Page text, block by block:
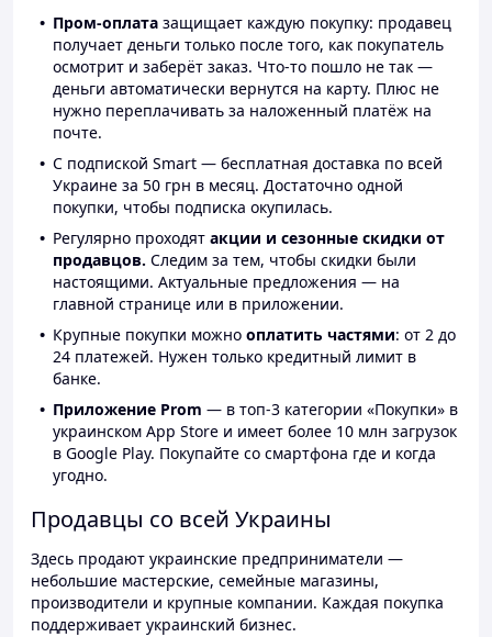
Пром-оплата защищает каждую покупку: продавец
получает деньги только после того, как покупатель
осмотрит и заберёт заказ. Что-то пошло не так —
деньги автоматически вернутся на карту. Плюс не
нужно переплачивать за наложенный платёж на
почте.
С подпиской Smart — бесплатная доставка по всей
Украине за 50 грн в месяц. Достаточно одной
покупки, чтобы подписка окупилась.
Регулярно проходят акции и сезонные скидки от
продавцов. Следим за тем, чтобы скидки были
настоящими. Актуальные предложения — на
главной странице или в приложении.
Крупные покупки можно оплатить частями: от 2 до
24 платежей. Нужен только кредитный лимит в
банке.
Приложение Prom — в топ-3 категории «Покупки» в
украинском App Store и имеет более 10 млн загрузок
в Google Play. Покупайте со смартфона где и когда
угодно.
Продавцы со всей Украины
Здесь продают украинские предприниматели —
небольшие мастерские, семейные магазины,
производители и крупные компании. Каждая покупка
поддерживает украинский бизнес.